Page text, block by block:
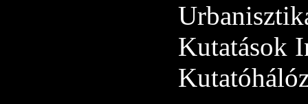
Kutatások